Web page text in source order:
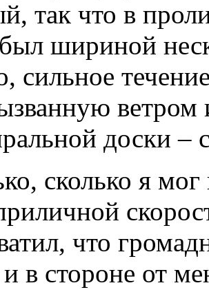
так что в
шириной
сильное
ветром
доски –
сколько я
что
в стороне от